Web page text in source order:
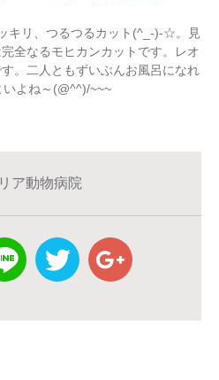
キリ、つるつるカット(^_-)-☆。見
全なるモヒカンカットです。レオ
。二人ともずいぶんお風呂になれ
よね～(@^^)/~~~
ア動物病院